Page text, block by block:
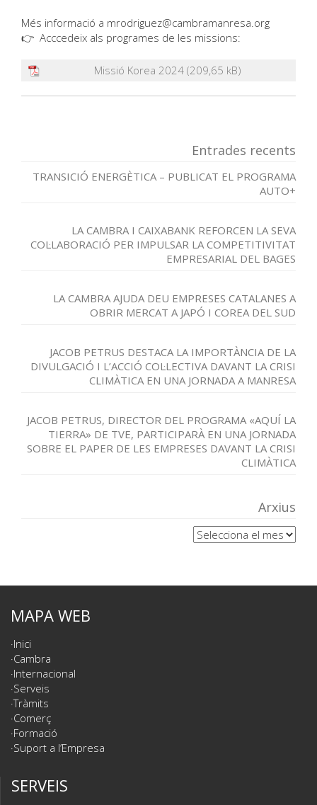
Més informació a mrodriguez@cambramanresa.org
👉 Acccedeix als programes de les missions:
Missió Korea 2024
Entrades recents
TRANSICIÓ ENERGÈTICA – PUBLICAT EL PROGRAMA
AUTO+
LA CAMBRA I CAIXABANK REFORCEN LA SEVA
COL·LABORACIÓ PER IMPULSAR LA COMPETITIVITAT
EMPRESARIAL DEL BAGES
LA CAMBRA AJUDA DEU EMPRESES CATALANES A
OBRIR MERCAT A JAPÓ I COREA DEL SUD
JACOB PETRUS DESTACA LA IMPORTÀNCIA DE LA
DIVULGACIÓ I L’ACCIÓ COL·LECTIVA DAVANT LA CRISI
CLIMÀTICA EN UNA JORNADA A MANRESA
JACOB PETRUS, DIRECTOR DEL PROGRAMA «AQUÍ LA
TIERRA» DE TVE, PARTICIPARÀ EN UNA JORNADA
SOBRE EL PAPER DE LES EMPRESES DAVANT LA CRISI
CLIMÀTICA
Arxius
Arxius
MAPA WEB
Inici
Cambra
Internacional
Serveis
Tràmits
Comerç
Formació
Suport a l’Empresa
SERVEIS